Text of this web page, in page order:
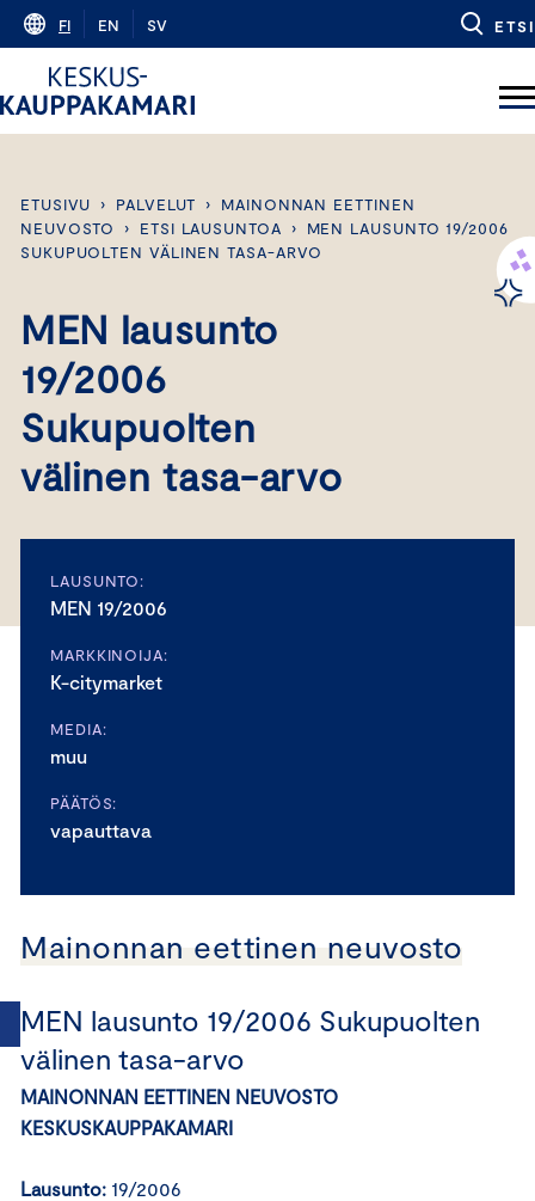
Skip
content
FI EN SV ETSI
ETUSIVU › PALVELUT ›
MAINONNAN EETTINEN
NEUVOSTO
› ETSI LAUSUNTOA ›
MEN LAUSUNTO 19/2006
SUKUPUOLTEN VÄLINEN TASA-ARVO
MEN lausunto
19/2006
Sukupuolten
välinen tasa-arvo
LAUSUNTO:
MEN 19/2006
MARKKINOIJA:
K-citymarket
MEDIA:
muu
PÄÄTÖS:
vapauttava
Mainonnan eettinen neuvosto
MEN lausunto 19/2006 Sukupuolten
välinen tasa-arvo
MAINONNAN EETTINEN NEUVOSTO
KESKUSKAUPPAKAMARI
Lausunto: 19/2006